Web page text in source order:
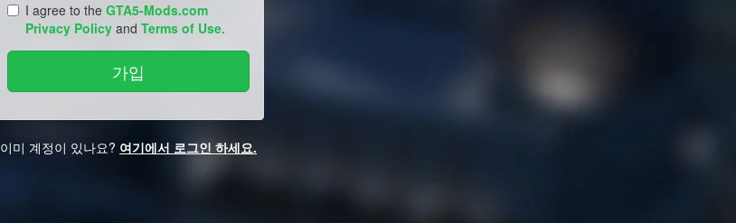
I agree to the GTA5-Mods.com
Privacy Policy and Terms of Use.
이미 계정이 있나요? 여기에서 로그인 하세요.